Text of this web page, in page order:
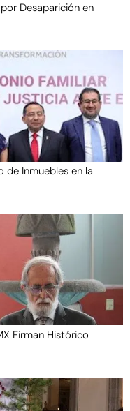
Desaparición en
de Inmuebles en la
Firman Histórico